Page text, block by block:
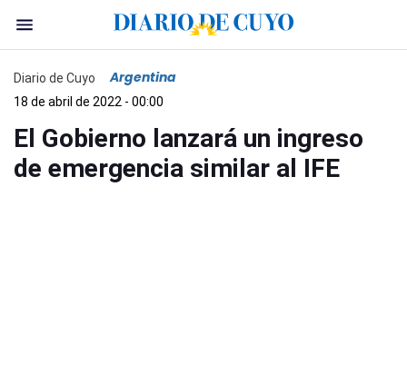
Diario de Cuyo Argentina
18 de abril de 2022 - 00:00
El Gobierno lanzará un ingreso
de emergencia similar al IFE